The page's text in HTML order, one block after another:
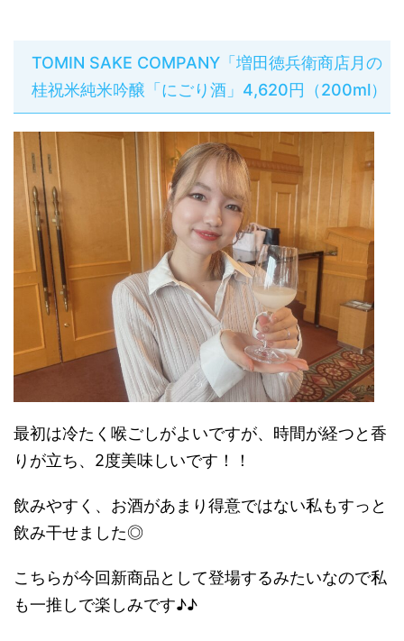
TOMIN SAKE COMPANY「増田徳兵衛商店月の
桂祝米純米吟醸「にごり酒」4,620円（200ml）
最初は冷たく喉ごしがよいですが、時間が経つと香
りが立ち、2度美味しいです！！
飲みやすく、お酒があまり得意ではない私もすっと
飲み干せました◎
こちらが今回新商品として登場するみたいなので私
も一推しで楽しみです♪♪